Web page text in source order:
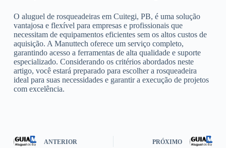
O aluguel de rosqueadeiras em Cuitegi, PB, é uma solução
vantajosa e flexível para empresas e profissionais que
necessitam de equipamentos eficientes sem os altos custos de
aquisição. A Manuttech oferece um serviço completo,
garantindo acesso a ferramentas de alta qualidade e suporte
especializado. Considerando os critérios abordados neste
artigo, você estará preparado para escolher a rosqueadeira
ideal para suas necessidades e garantir a execução de projetos
com excelência.
ANTERIOR PRÓXIMO